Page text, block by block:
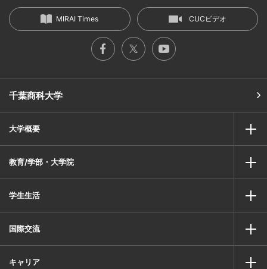
千葉商科大学
MIRAI Times CUCビデオ
大学概要
教育/学部・大学院
学生生活
国際交流
キャリア